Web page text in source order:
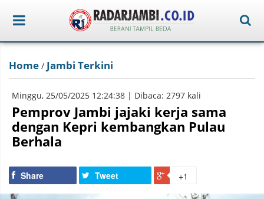
Home / Jambi Terkini
Minggu, 25/05/2025 12:24:38 | Dibaca: 2797 kali
Pemprov Jambi jajaki kerja sama
dengan Kepri kembangkan Pulau
Berhala
Share Tweet +1